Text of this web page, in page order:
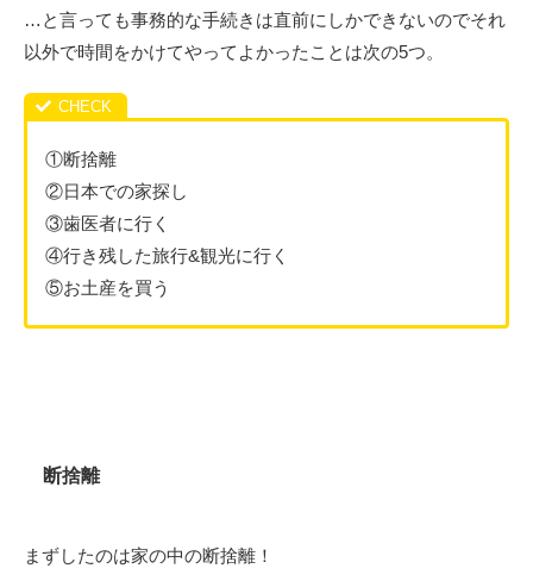
…と言っても事務的な手続きは直前にしかできないのでそれ
以外で時間をかけてやってよかったことは次の5つ。
①断捨離
②日本での家探し
③歯医者に行く
④行き残した旅行&観光に行く
⑤お土産を買う
断捨離
まずしたのは家の中の断捨離！